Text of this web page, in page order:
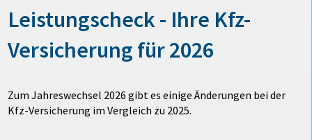
Leistungscheck - Ihre Kfz-
Versicherung für 2026
Zum Jahreswechsel 2026 gibt es einige Änderungen bei der
Kfz-Versicherung im Vergleich zu 2025.